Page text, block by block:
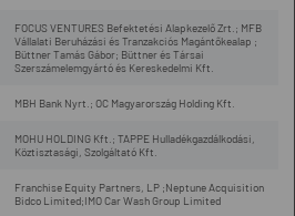
FOCUS VENTURES Befektetési Alapkezelő Zrt.; MFB
Vállalati Beruházási és Tranzakciós Magántőkealap ;
Büttner Tamás Gábor; Büttner és Társai
Szerszámelemgyártó és Kereskedelmi Kft.
MBH Bank Nyrt.; OC Magyarország Holding Kft.
MOHU HOLDING Kft.; TAPPE Hulladékgazdálkodási,
Köztisztasági, Szolgáltató Kft.
Franchise Equity Partners, LP ;Neptune Acquisition
Bidco Limited;IMO Car Wash Group Limited